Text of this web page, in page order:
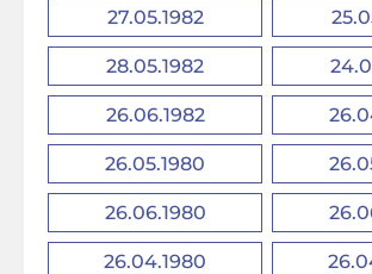
27.05.1982
28.05.1982
26.06.1982
26.05.1980
26.06.1980
26.04.1980